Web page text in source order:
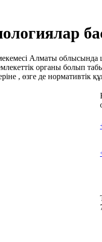
Алматы облысында
органы болып
, өзге де нормативтік